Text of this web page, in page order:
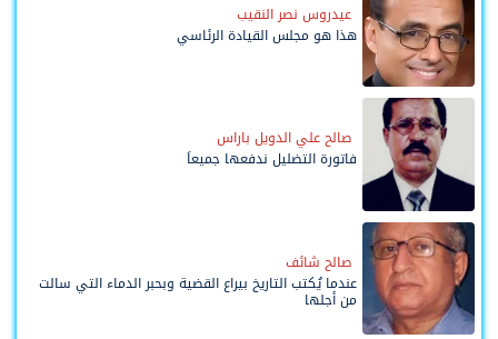
عيدروس نصر النقيب
هذا هو مجلس القيادة الرئاسي
صالح علي الدويل باراس
فاتورة التضليل ندفعها جميعاً
صالح شائف
عندما يُكتب التاريخ بيراع القضية وبحبر الدماء التي سالت
من أجلها